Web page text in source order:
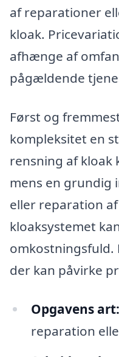
af reparationer
kloak.
afhænge af
pågældende
Først og
kompleksitet en
rensning af
mens en grundig
eller reparation
kloaksystemet
omkostningsfuld.
der kan påvirke
Opgavens art:
reparation